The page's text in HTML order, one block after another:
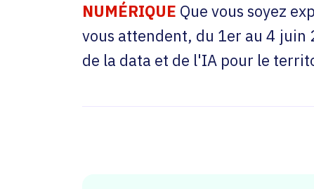
NUMÉRIQUE Que vous soyez
vous attendent, du 1er au 4 juin
de la data et de l'IA pour le